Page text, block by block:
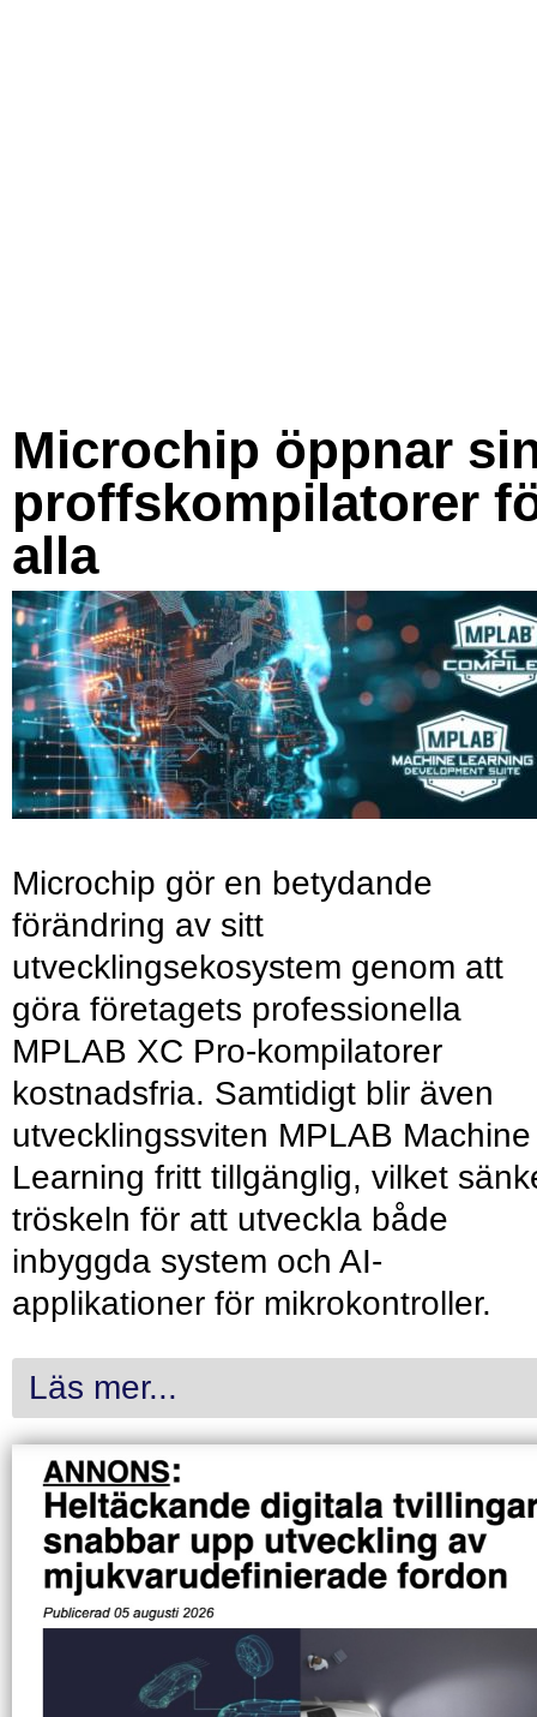
Microchip öppnar
proffskompilatorer
alla
Microchip gör en betydande
förändring av sitt
utvecklingsekosystem genom att
göra företagets professionella
MPLAB XC Pro-kompilatorer
kostnadsfria. Samtidigt blir även
utvecklingssviten MPLAB Machine
Learning fritt tillgänglig, vilket
tröskeln för att utveckla både
inbyggda system och AI-
applikationer för mikrokontroller.
Läs mer...